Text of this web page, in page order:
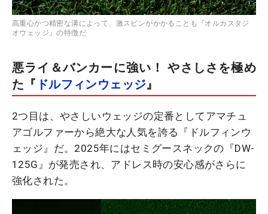
高重心かつ精密な溝によって、激スピンがかかることも『オルカスタジ
オウェッジ』の特徴だ
悪ライ＆バンカーに強い！ やさしさを極め
た『 ドルフィンウェッジ』
2つ目は、やさしいウェッジの定番としてアマチュ
アゴルファーから絶大な人気を誇る『ドルフィンウ
ェッジ』だ。2025年にはセミグースネックの『DW-
125G』が発売され、アドレス時の安心感がさらに
強化された。